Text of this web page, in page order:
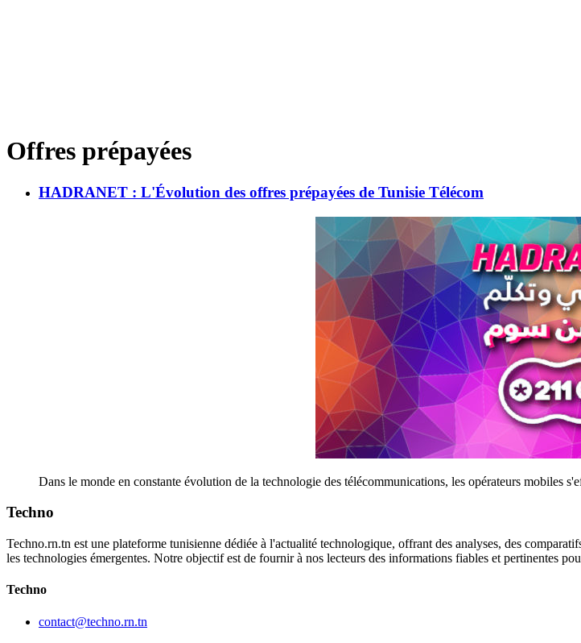
Offres prépayées
HADRANET : L'Évolution des offres prépayées de Tunisie Télécom
Dans le monde en constante évolution de la technologie des télécommunications, les opérateurs mobiles
Techno
Techno.rn.tn est une plateforme tunisienne dédiée à l'actualité technologique, offrant des analyses, des
les technologies émergentes. Notre objectif est de fournir à nos lecteurs des informations fiables et pertinentes
Techno
contact@techno.rn.tn